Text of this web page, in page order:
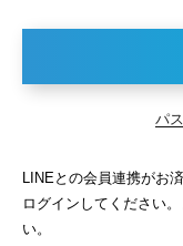
パ
LINEとの会員連携がお
ログインしてください。
い。